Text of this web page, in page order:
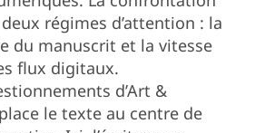
régimes d’attention : la
du manuscrit et la vitesse
flux digitaux.
d’Art &
le texte au centre de